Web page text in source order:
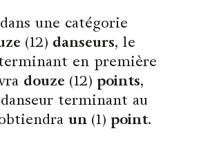
une catégorie
(12) danseurs, le
en première
douze (12) points,
terminant au
un (1) point.